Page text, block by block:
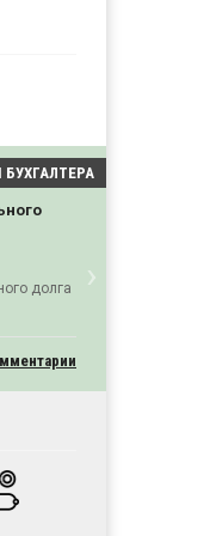
долга
›Next